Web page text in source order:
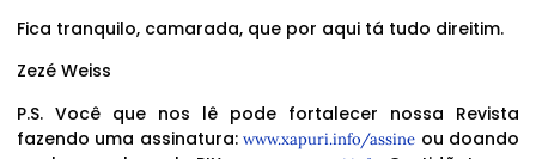
Fica tranquilo, camarada, que por aqui tá tudo direitim.
Zezé Weiss
P.S. Você que nos lê pode fortalecer nossa Revista
fazendo uma assinatura:www.xapuri.info/assine ou doando